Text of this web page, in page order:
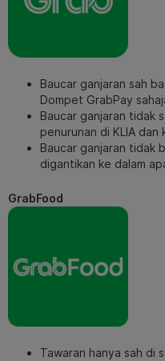
Baucar ganjaran sah
Dompet GrabPay
Baucar ganjaran tidak
penurunan di KLIA dan
Baucar ganjaran tidak
digantikan ke dalam
GrabFood
Tawaran hanya sah di